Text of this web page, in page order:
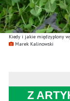
Kiedy i jakie międzyplony
Marek Kalinowski
Z